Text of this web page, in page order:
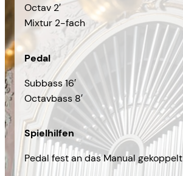
Octav 2′
Mixtur 2-fach
Pedal
Subbass 16′
Octavbass 8′
Spielhilfen
Pedal fest an das Manual gekoppelt